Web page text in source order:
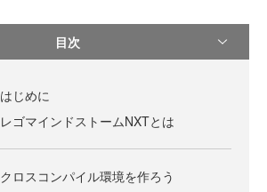
目次
はじめに
レゴマインドストームNXTとは
クロスコンパイル環境を作ろう